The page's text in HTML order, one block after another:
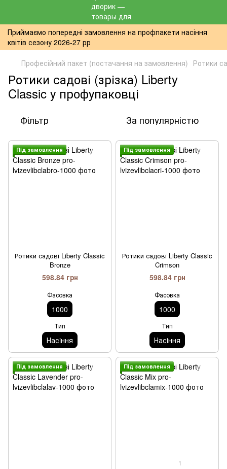
Приймаємо попередні замовлення на профпакети насіння
квітів сезону 2026-27 рр
Професійний пакет (постачання на замовлення) Ротики
Ротики садові (зрізка) Liberty
Classic у профупаковці
Фільтр За популярністю
Пiд замовлення
Ротики садові Liberty Classic
Bronze
598.84 грн
Фасовка
1000
Тип
Насiння
Пiд замовлення
Ротики садові Liberty Classic
Crimson
598.84 грн
Фасовка
1000
Тип
Насiння
Пiд замовлення Пiд замовлення
1